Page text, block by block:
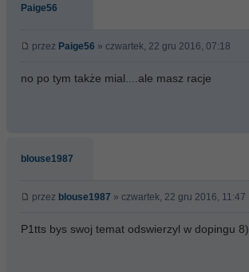
Paige56
przez Paige56 » czwartek, 22 gru 2016, 07:18
no po tym także mial....ale masz racje
blouse1987
przez blouse1987 » czwartek, 22 gru 2016, 11:47
P1tts bys swoj temat odswierzyl w dopingu 8)